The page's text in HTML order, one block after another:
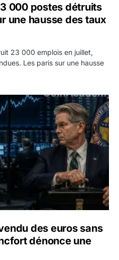
000 postes détruits
une hausse des taux
23 000 emplois en juillet,
Les paris sur une hausse
des euros sans prévenir la
des euros sans
dénonce une